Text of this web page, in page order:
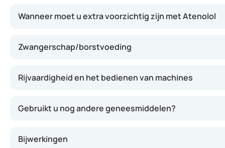
Wanneer moet u extra voorzichtig zijn met Atenolol
Zwangerschap/borstvoeding
Rijvaardigheid en het bedienen van machines
Gebruikt u nog andere geneesmiddelen?
Bijwerkingen